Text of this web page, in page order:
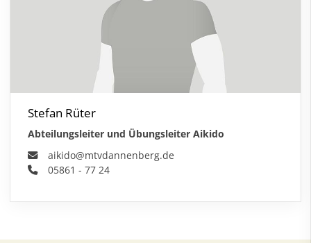
Stefan Rüter
Abteilungsleiter und Übungsleiter Aikido
aikido@mtvdannenberg.de
05861 - 77 24